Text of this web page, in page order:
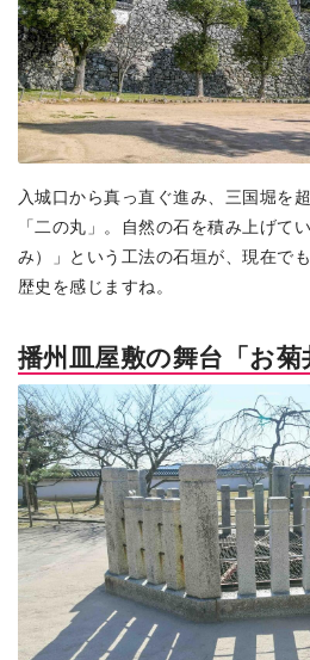
入城口から真っ直ぐ進み、三国堀を
「二の丸」。自然の石を積み上げて
み）」という工法の石垣が、現在で
歴史を感じますね。
播州皿屋敷の舞台「お菊